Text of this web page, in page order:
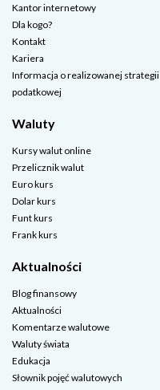
Kantor internetowy
Dla kogo?
Kontakt
Kariera
Informacja o realizowanej strategii
podatkowej
Waluty
Kursy walut online
Przelicznik walut
Euro kurs
Dolar kurs
Funt kurs
Frank kurs
Aktualności
Blog finansowy
Aktualności
Komentarze walutowe
Waluty świata
Edukacja
Słownik pojęć walutowych